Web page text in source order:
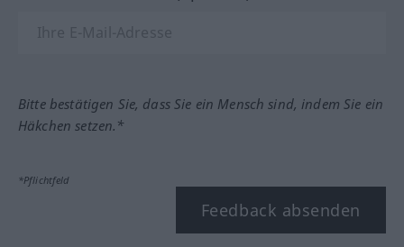
Bitte bestätigen Sie, dass Sie ein Mensch sind, indem Sie ein
Häkchen setzen.*
*Pflichtfeld
Feedback absenden